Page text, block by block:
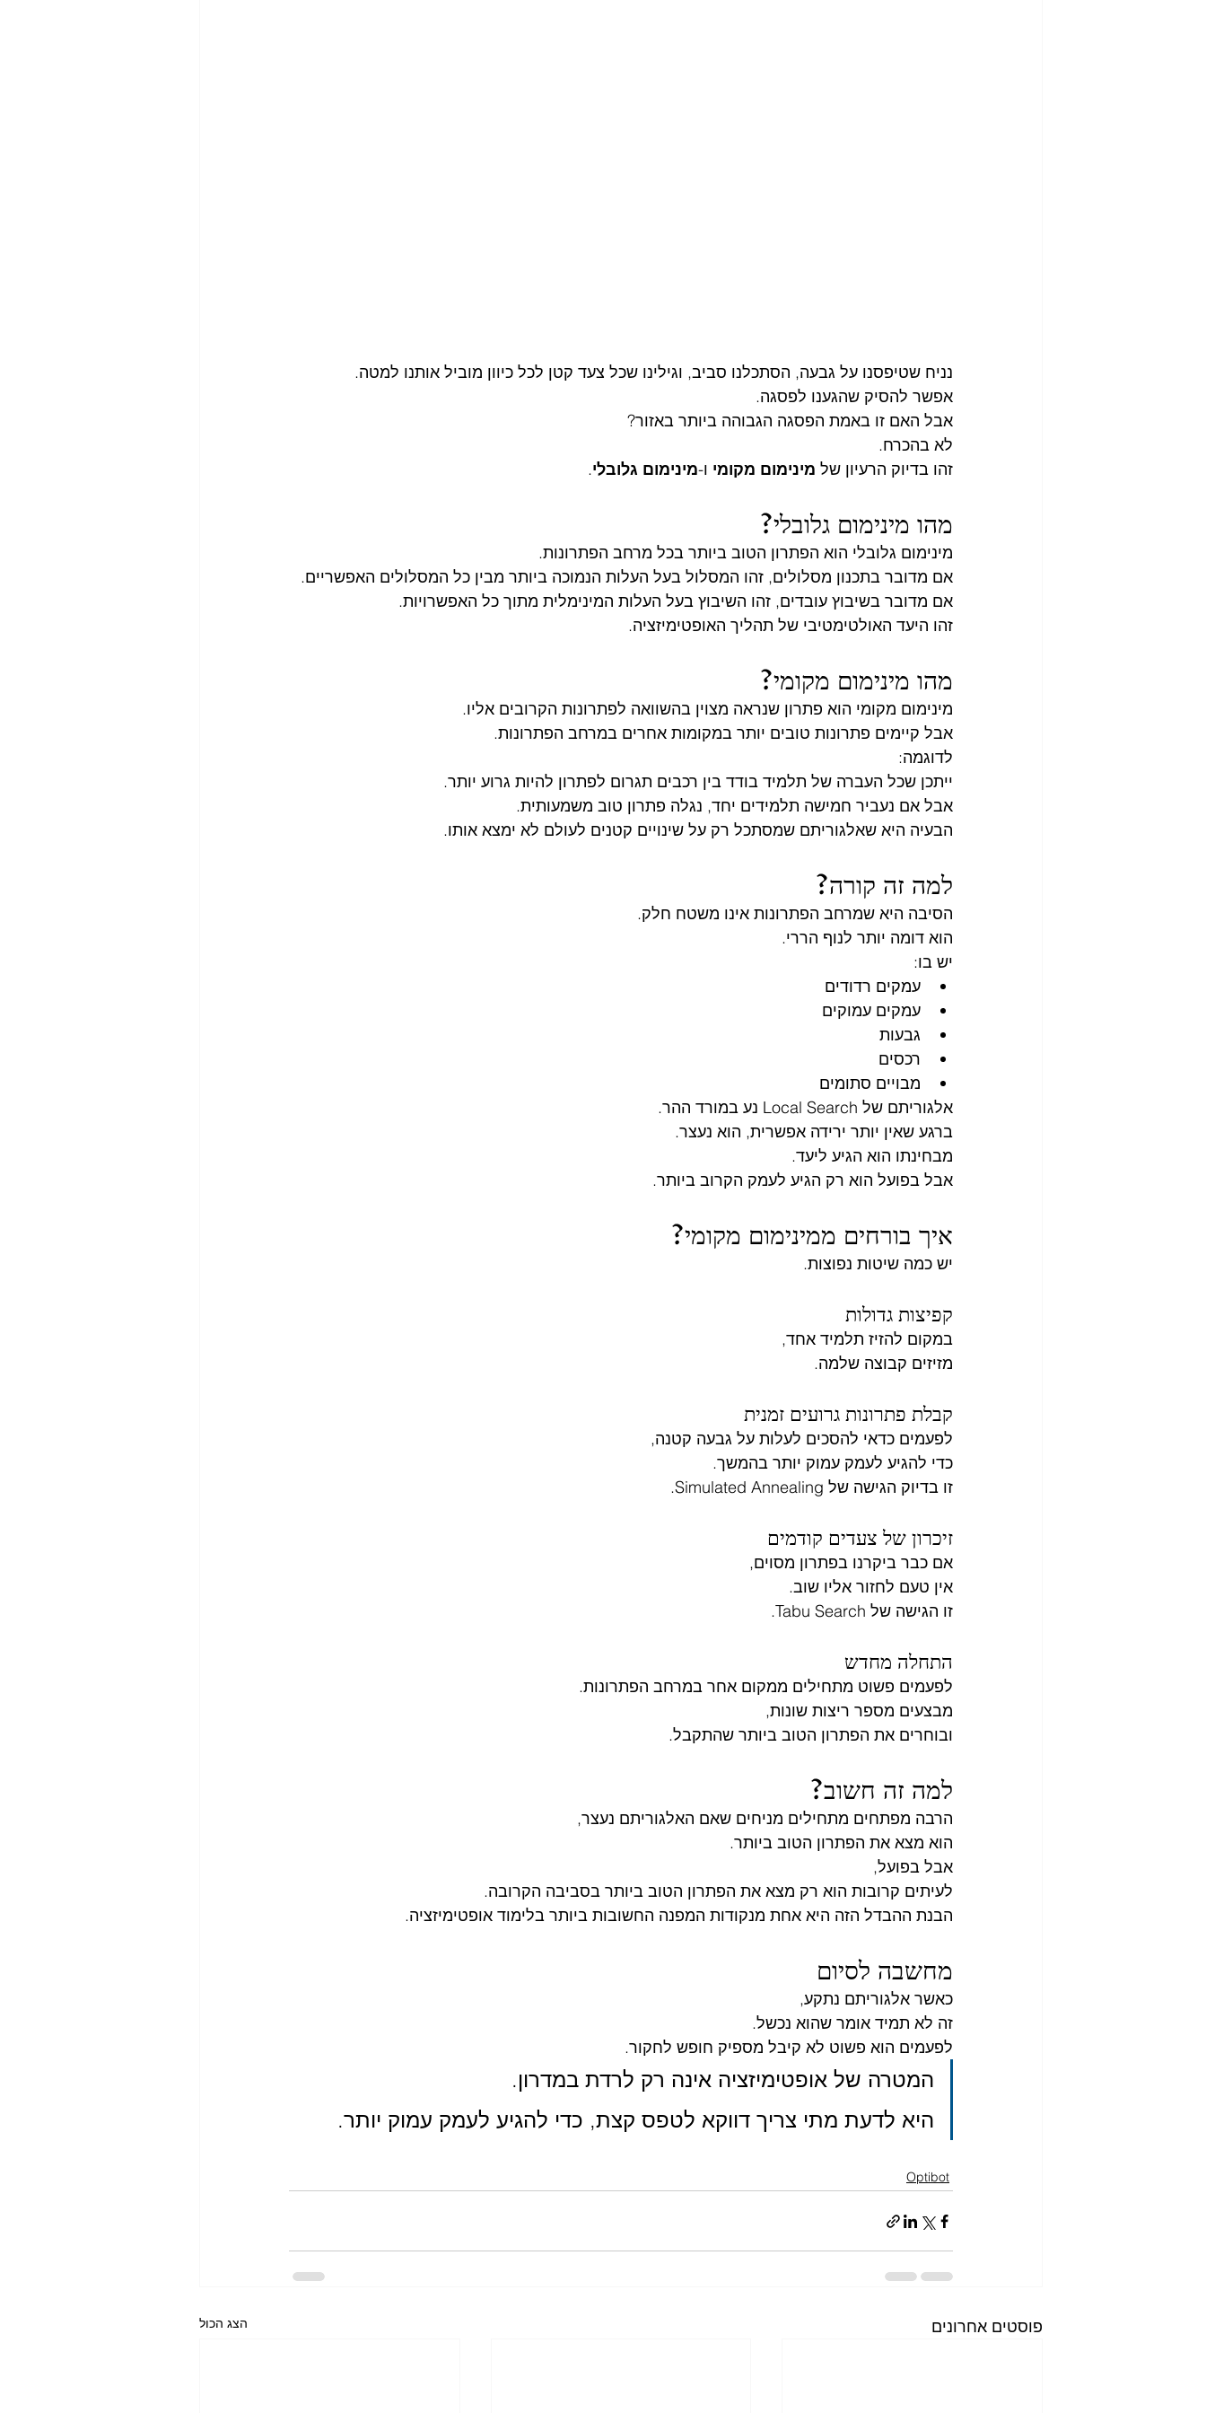
נניח שטיפסנו על גבעה, הסתכלנו סביב, וגילינו שכל צעד קטן לכל כיוון מוביל אותנו למטה.
אפשר להסיק שהגענו לפסגה.
אבל האם זו באמת הפסגה הגבוהה ביותר באזור?
לא בהכרח.
זהו בדיוק הרעיון של מינימום מקומי ו-מינימום גלובלי.
מהו מינימום גלובלי?
מינימום גלובלי הוא הפתרון הטוב ביותר בכל מרחב הפתרונות.
אם מדובר בתכנון מסלולים, זהו המסלול בעל העלות הנמוכה ביותר מבין כל המסלולים האפשריים.
אם מדובר בשיבוץ עובדים, זהו השיבוץ בעל העלות המינימלית מתוך כל האפשרויות.
זהו היעד האולטימטיבי של תהליך האופטימיזציה.
מהו מינימום מקומי?
מינימום מקומי הוא פתרון שנראה מצוין בהשוואה לפתרונות הקרובים אליו.
אבל קיימים פתרונות טובים יותר במקומות אחרים במרחב הפתרונות.
לדוגמה:
ייתכן שכל העברה של תלמיד בודד בין רכבים תגרום לפתרון להיות גרוע יותר.
אבל אם נעביר חמישה תלמידים יחד, נגלה פתרון טוב משמעותית.
הבעיה היא שאלגוריתם שמסתכל רק על שינויים קטנים לעולם לא ימצא אותו.
למה זה קורה?
הסיבה היא שמרחב הפתרונות אינו משטח חלק.
הוא דומה יותר לנוף הררי.
יש בו:
עמקים רדודים
עמקים עמוקים
גבעות
רכסים
מבויים סתומים
אלגוריתם של Local Search נע במורד ההר.
ברגע שאין יותר ירידה אפשרית, הוא נעצר.
מבחינתו הוא הגיע ליעד.
אבל בפועל הוא רק הגיע לעמק הקרוב ביותר.
איך בורחים ממינימום מקומי?
יש כמה שיטות נפוצות.
קפיצות גדולות
במקום להזיז תלמיד אחד,
מזיזים קבוצה שלמה.
קבלת פתרונות גרועים זמנית
לפעמים כדאי להסכים לעלות על גבעה קטנה,
כדי להגיע לעמק עמוק יותר בהמשך.
זו בדיוק הגישה של Simulated Annealing.
זיכרון של צעדים קודמים
אם כבר ביקרנו בפתרון מסוים,
אין טעם לחזור אליו שוב.
זו הגישה של Tabu Search.
התחלה מחדש
לפעמים פשוט מתחילים ממקום אחר במרחב הפתרונות.
מבצעים מספר ריצות שונות,
ובוחרים את הפתרון הטוב ביותר שהתקבל.
למה זה חשוב?
הרבה מפתחים מתחילים מניחים שאם האלגוריתם נעצר,
הוא מצא את הפתרון הטוב ביותר.
אבל בפועל,
לעיתים קרובות הוא רק מצא את הפתרון הטוב ביותר בסביבה הקרובה.
הבנת ההבדל הזה היא אחת מנקודות המפנה החשובות ביותר בלימוד אופטימיזציה.
מחשבה לסיום
כאשר אלגוריתם נתקע,
זה לא תמיד אומר שהוא נכשל.
לפעמים הוא פשוט לא קיבל מספיק חופש לחקור.
המטרה של אופטימיזציה אינה רק לרדת במדרון.
היא לדעת מתי צריך דווקא לטפס קצת, כדי להגיע לעמק עמוק יותר.
Optibot
פוסטים אחרונים הצג הכול